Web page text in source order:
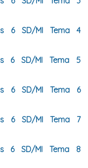
6 SD/MI Tema 4
6 SD/MI Tema 5
6 SD/MI Tema 6
6 SD/MI Tema 7
6 SD/MI Tema 8